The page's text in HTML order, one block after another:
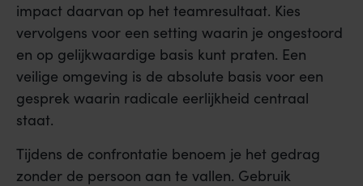
impact daarvan op het teamresultaat. Kies
vervolgens voor een setting waarin je ongestoord
en op gelijkwaardige basis kunt praten. Een
veilige omgeving is de absolute basis voor een
gesprek waarin radicale eerlijkheid centraal
staat.
Tijdens de confrontatie benoem je het gedrag
zonder de persoon aan te vallen. Gebruik